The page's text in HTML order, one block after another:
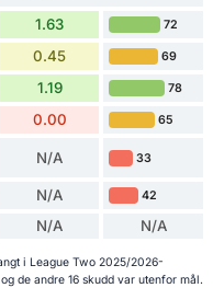
1.63 72
0.45 69
1.19 78
0.00 65
N/A 33
N/A 42
N/A N/A
i League Two 2025/2026-
de andre 16 skudd var utenfor mål.